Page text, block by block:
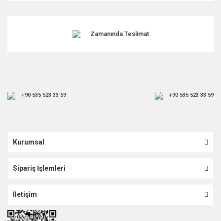
Zamanında Teslimat
+90 535 523 33 59 +90 535 523 33 59
Kurumsal
Sipariş İşlemleri
İletişim